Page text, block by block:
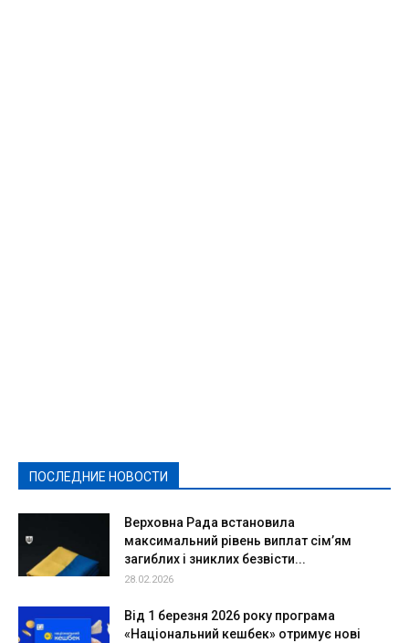
ПОСЛЕДНИЕ НОВОСТИ
Верховна Рада встановила
максимальний рівень виплат сім’ям
загиблих і зниклих безвісти...
28.02.2026
Від 1 березня 2026 року програма
«Національний кешбек» отримує нові